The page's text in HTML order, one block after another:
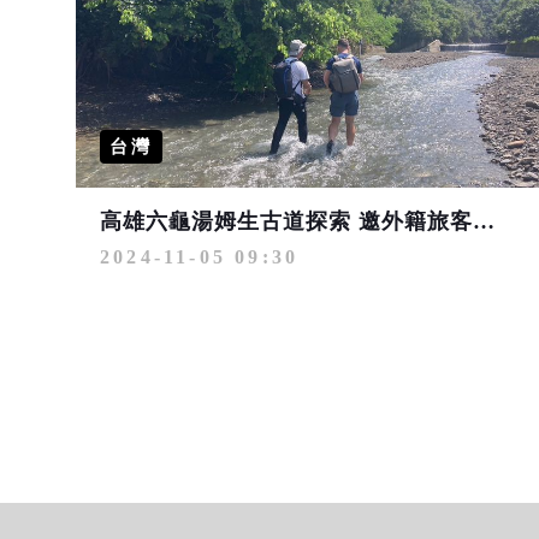
台灣
高雄六龜湯姆生古道探索 邀外籍旅客享受品山茶洗愛玉之旅
2024-11-05 09:30